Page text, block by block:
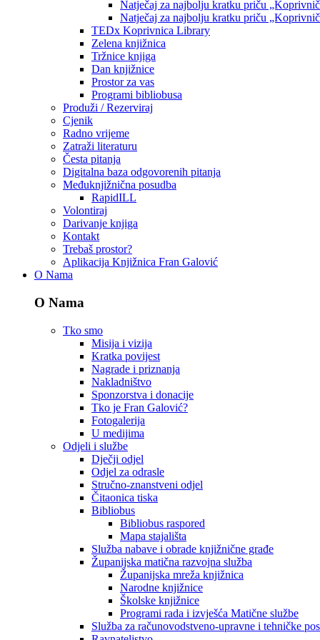
Natječaj za najbolju kratku priču
Natječaj za najbolju kratku priču
TEDx Koprivnica Library
Zelena knjižnica
Tržnice knjiga
Dan knjižnice
Prostor za vas
Programi bibliobusa
Produži / Rezerviraj
Cjenik
Radno vrijeme
Zatraži literaturu
Česta pitanja
Digitalna baza odgovorenih pitanja
Međuknjižnična posudba
RapidILL
Volontiraj
Darivanje knjiga
Kontakt
Trebaš prostor?
Aplikacija Knjižnica Fran Galović
O Nama
O Nama
Tko smo
Misija i vizija
Kratka povijest
Nagrade i priznanja
Nakladništvo
Sponzorstva i donacije
Tko je Fran Galović?
Fotogalerija
U medijima
Odjeli i službe
Dječji odjel
Odjel za odrasle
Stručno-znanstveni odjel
Čitaonica tiska
Bibliobus
Bibliobus raspored
Mapa stajališta
Služba nabave i obrade knjižnične građe
Županijska matična razvojna služba
Županijska mreža knjižnica
Narodne knjižnice
Školske knjižnice
Programi rada i izvješća Matične službe
Služba za računovodstveno-upravne i tehničke